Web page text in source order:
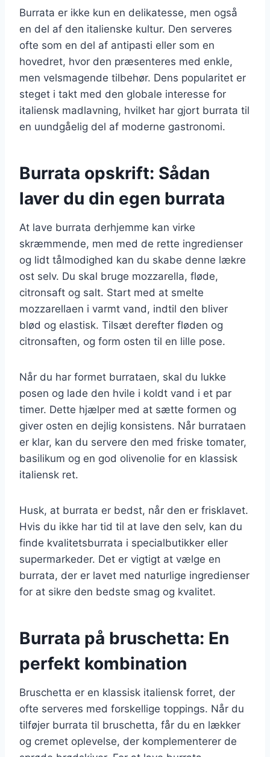
Burrata er ikke kun en delikatesse, men også
en del af den italienske kultur. Den serveres
ofte som en del af antipasti eller som en
hovedret, hvor den præsenteres med enkle,
men velsmagende tilbehør. Dens popularitet er
steget i takt med den globale interesse for
italiensk madlavning, hvilket har gjort burrata til
en uundgåelig del af moderne gastronomi.
Burrata opskrift: Sådan
laver du din egen burrata
At lave burrata derhjemme kan virke
skræmmende, men med de rette ingredienser
og lidt tålmodighed kan du skabe denne lækre
ost selv. Du skal bruge mozzarella, fløde,
citronsaft og salt. Start med at smelte
mozzarellaen i varmt vand, indtil den bliver
blød og elastisk. Tilsæt derefter fløden og
citronsaften, og form osten til en lille pose.
Når du har formet burrataen, skal du lukke
posen og lade den hvile i koldt vand i et par
timer. Dette hjælper med at sætte formen og
giver osten en dejlig konsistens. Når burrataen
er klar, kan du servere den med friske tomater,
basilikum og en god olivenolie for en klassisk
italiensk ret.
Husk, at burrata er bedst, når den er frisklavet.
Hvis du ikke har tid til at lave den selv, kan du
finde kvalitetsburrata i specialbutikker eller
supermarkeder. Det er vigtigt at vælge en
burrata, der er lavet med naturlige ingredienser
for at sikre den bedste smag og kvalitet.
Burrata på bruschetta: En
perfekt kombination
Bruschetta er en klassisk italiensk forret, der
ofte serveres med forskellige toppings. Når du
tilføjer burrata til bruschetta, får du en lækker
og cremet oplevelse, der komplementerer de